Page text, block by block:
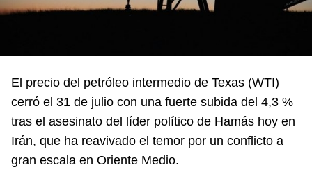
El precio del petróleo intermedio de Texas (WTI)
cerró el 31 de julio con una fuerte subida del 4,3 %
tras el asesinato del líder político de Hamás hoy en
Irán, que ha reavivado el temor por un conflicto a
gran escala en Oriente Medio.